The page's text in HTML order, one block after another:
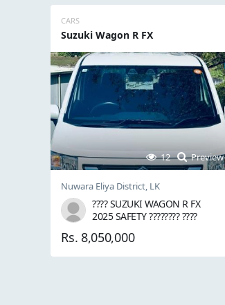
පාරට 300 M ???? දික්වැල්ල
ප්‍රමාණය ප...
CARS
Suzuki Wagon R FX
Preview
12
Nuwara Eliya District, LK
???? SUZUKI WAGON R FX
2025 SAFETY ???????? ????
FINANCE OPTIONS
AVAILABLE ???? Down
Rs. 8,050,000